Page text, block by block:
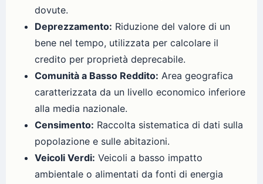
dovute.
Deprezzamento: Riduzione del valore di un
bene nel tempo, utilizzata per calcolare il
credito per proprietà deprecabile.
Comunità a Basso Reddito: Area geografica
caratterizzata da un livello economico inferiore
alla media nazionale.
Censimento: Raccolta sistematica di dati sulla
popolazione e sulle abitazioni.
Veicoli Verdi: Veicoli a basso impatto
ambientale o alimentati da fonti di energia